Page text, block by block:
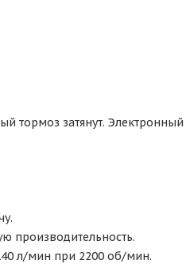
затянут. Электронный
производительность.
л/мин при 2200 об/мин.